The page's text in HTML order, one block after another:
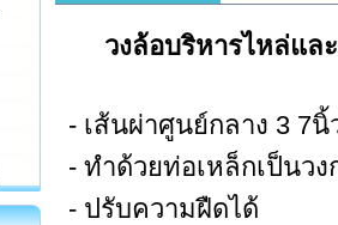
วงล้อบริหารไหล่แล
- เส้นผ่าศูนย์กลาง 3 7
- ทำด้วยท่อเหล็กเป็นว
- ปรับความฝืดได้